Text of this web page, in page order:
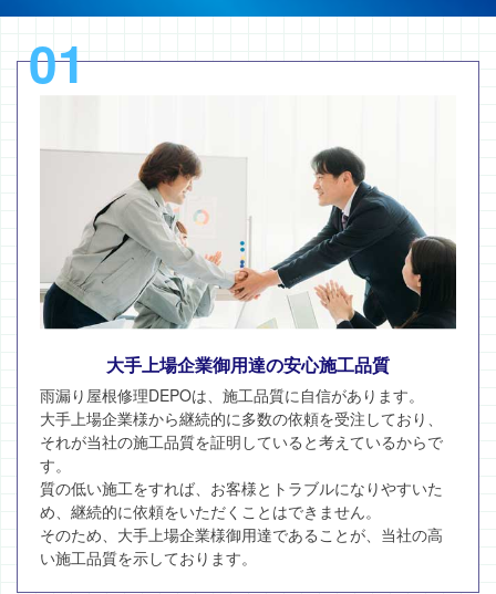
01
大手上場企業御用達の安心施工品質
雨漏り屋根修理DEPOは、施工品質に自信があります。
大手上場企業様から継続的に多数の依頼を受注しており、
それが当社の施工品質を証明していると考えているからで
す。
質の低い施工をすれば、お客様とトラブルになりやすいた
め、継続的に依頼をいただくことはできません。
そのため、大手上場企業様御用達であることが、当社の高
い施工品質を示しております。